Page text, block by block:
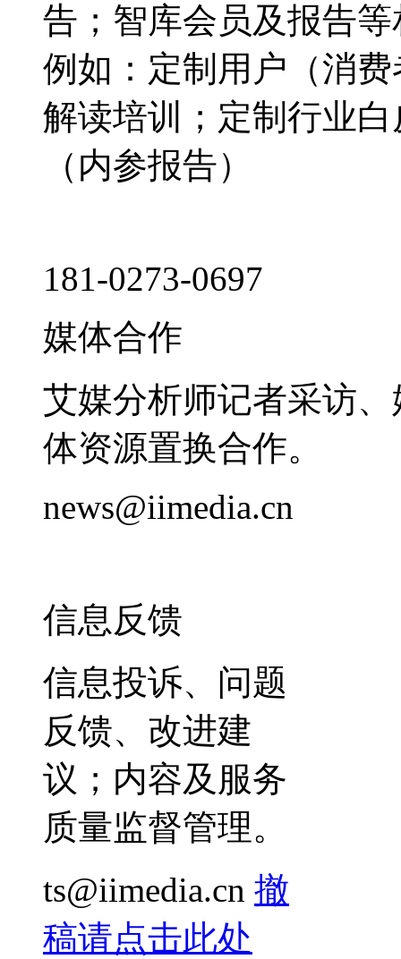
告；智库会员及报告
例如：定制用户（消
解读培训；定制行业
（内参报告）
181-0273-0697
媒体合作
艾媒分析师记者采访
体资源置换合作。
news@iimedia.cn
信息反馈
信息投诉、问题
反馈、改进建
议；内容及服务
质量监督管理。
ts@iimedia.cn 撤
稿请点击此处